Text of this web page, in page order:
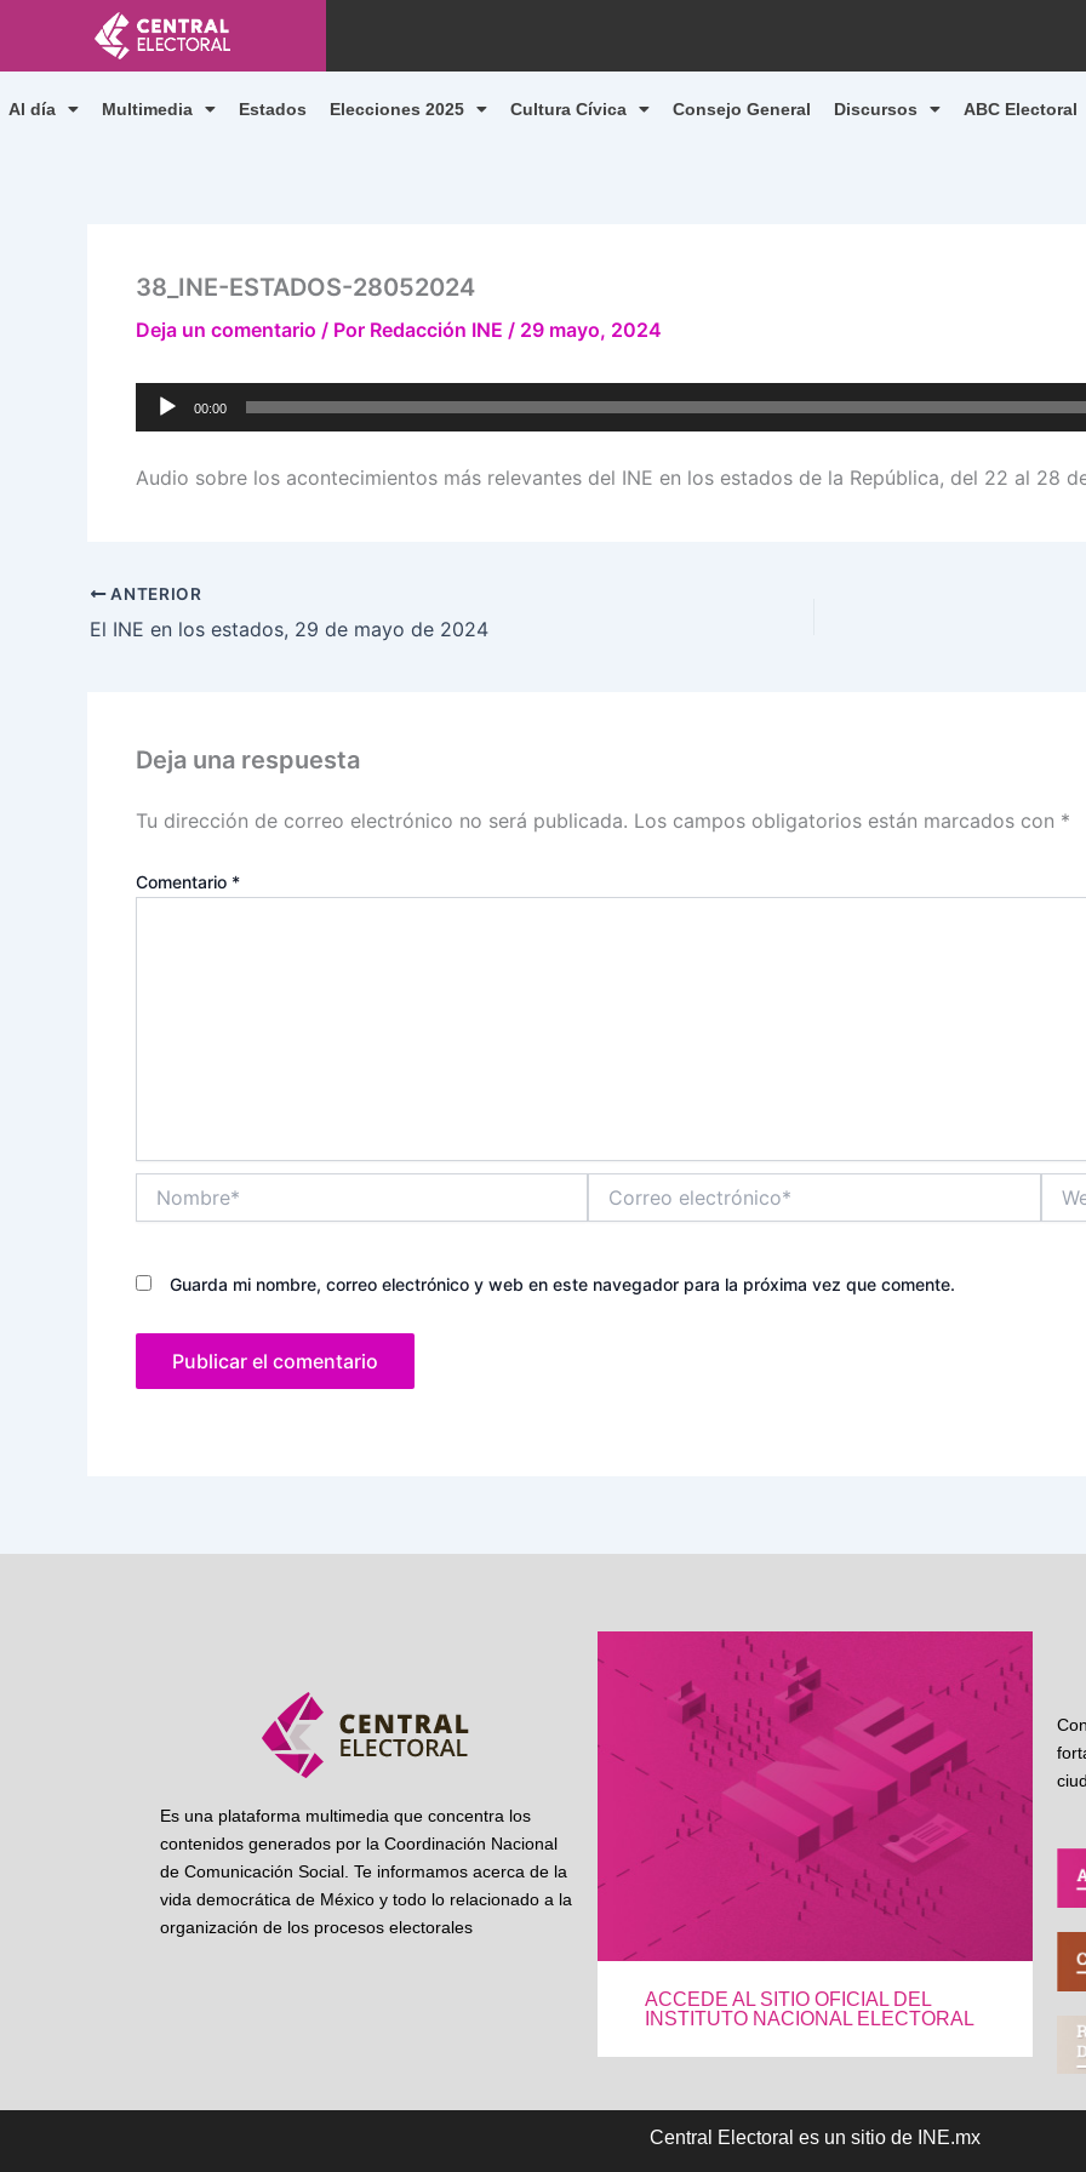
contenido
Al día Multimedia Estados Elecciones 2025 Cultura Cívica Consejo General Discursos ABC Electoral
38_INE-ESTADOS-28052024
Deja un comentario / Por Redacción INE / 29 mayo, 2024
Reproductor
de
00:00
Audio sobre los acontecimientos más relevantes del INE en los estados de la República, del 22 al 28
ANTERIOR
El INE en los estados, 29 de mayo de 2024
Deja una respuesta
Tu dirección de correo electrónico no será publicada. Los campos obligatorios están marcados con *
Comentario *
electrónico*
Guarda mi nombre, correo electrónico y web en este navegador para la próxima vez que comente.
Es una plataforma multimedia que concentra los
contenidos generados por la Coordinación Nacional
de Comunicación Social. Te informamos acerca de la
vida democrática de México y todo lo relacionado a la
organización de los procesos electorales
ACCEDE AL SITIO OFICIAL DEL
INSTITUTO NACIONAL ELECTORAL
Central Electoral es un sitio de INE.mx